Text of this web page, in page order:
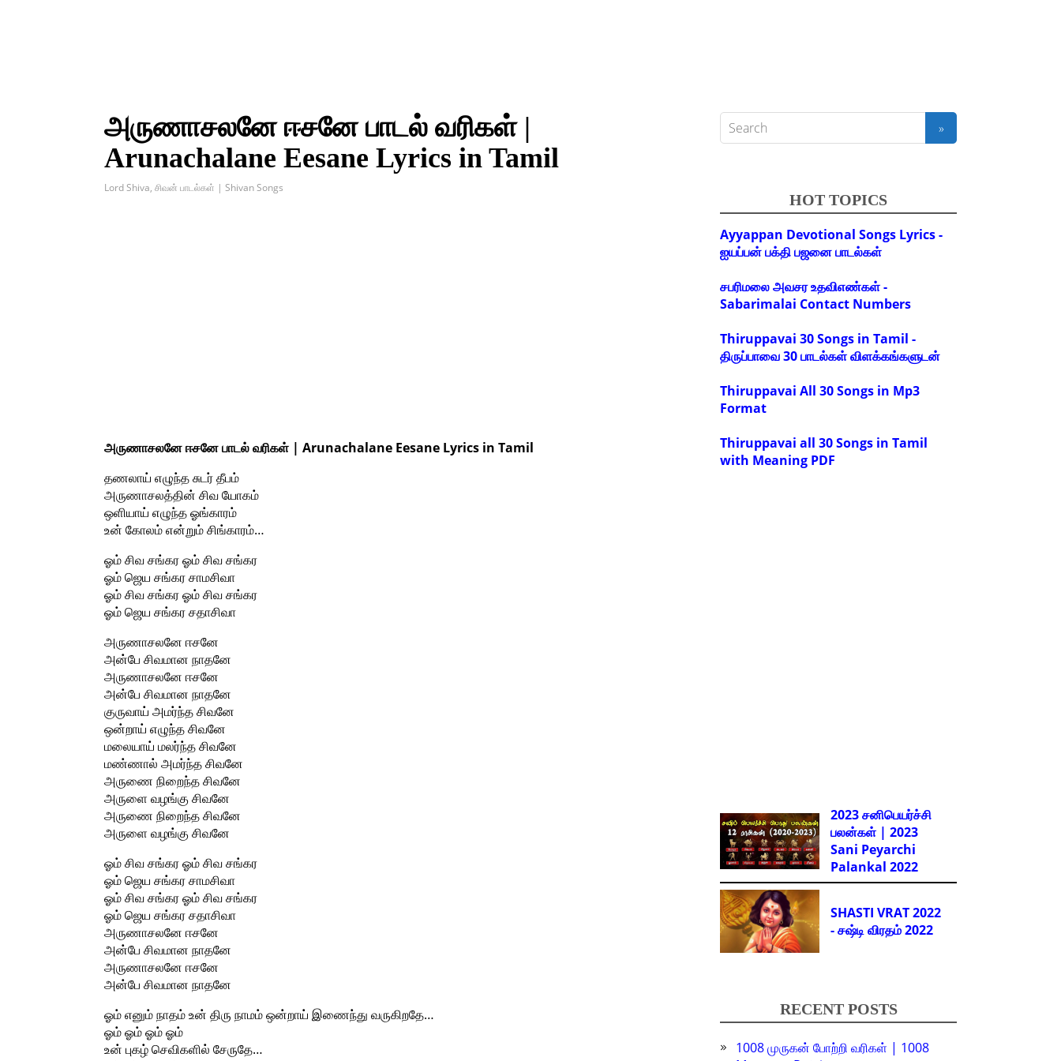
அருணாசலனே ஈசனே பாடல் வரிகள் |
Arunachalane Eesane Lyrics in Tamil
Lord Shiva, சிவன் பாடல்கள் | Shivan Songs
அருணாசலனே ஈசனே பாடல் வரிகள் | Arunachalane Eesane Lyrics in Tamil
தணலாய் எழுந்த சுடர் தீபம்
அருணாசலத்தின் சிவ யோகம்
ஒளியாய் எழுந்த ஓங்காரம்
உன் கோலம் என்றும் சிங்காரம்…
ஓம் சிவ சங்கர ஓம் சிவ சங்கர
ஓம் ஜெய சங்கர சாமசிவா
ஓம் சிவ சங்கர ஓம் சிவ சங்கர
ஓம் ஜெய சங்கர சதாசிவா
அருணாசலனே ஈசனே
அன்பே சிவமான நாதனே
அருணாசலனே ஈசனே
அன்பே சிவமான நாதனே
குருவாய் அமர்ந்த சிவனே
ஒன்றாய் எழுந்த சிவனே
மலையாய் மலர்ந்த சிவனே
மண்ணால் அமர்ந்த சிவனே
அருணை நிறைந்த சிவனே
அருளை வழங்கு சிவனே
அருணை நிறைந்த சிவனே
அருளை வழங்கு சிவனே
ஓம் சிவ சங்கர ஓம் சிவ சங்கர
ஓம் ஜெய சங்கர சாமசிவா
ஓம் சிவ சங்கர ஓம் சிவ சங்கர
ஓம் ஜெய சங்கர சதாசிவா
அருணாசலனே ஈசனே
அன்பே சிவமான நாதனே
அருணாசலனே ஈசனே
அன்பே சிவமான நாதனே
ஓம் எனும் நாதம் உன் திரு நாமம் ஒன்றாய் இணைந்து வருகிறதே…
ஓம் ஓம் ஓம் ஓம்
உன் புகழ் செவிகளில் சேருதே…
HOT TOPICS
Ayyappan Devotional Songs Lyrics -
ஐயப்பன் பக்தி பஜனை பாடல்கள்
சபரிமலை அவசர உதவிஎண்கள் -
Sabarimalai Contact Numbers
Thiruppavai 30 Songs in Tamil -
திருப்பாவை 30 பாடல்கள் விளக்கங்களுடன்
Thiruppavai All 30 Songs in Mp3
Format
Thiruppavai all 30 Songs in Tamil
with Meaning PDF
2023 சனிபெயர்ச்சி
பலன்கள் | 2023
Sani Peyarchi
Palankal 2022
SHASTI VRAT 2022
- சஷ்டி விரதம் 2022
RECENT POSTS
1008 முருகன் போற்றி வரிகள் | 1008